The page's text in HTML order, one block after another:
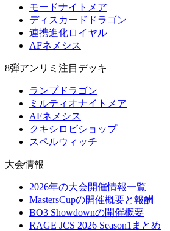
モードナイトメア
ディスカードドラゴン
連携進化ロイヤル
AFネメシス
8弾アンリミ注目デッキ
ランプドラゴン
ミルティオナイトメア
AFネメシス
クキシロビショップ
スペルウィッチ
大会情報
2026年の大会開催情報一覧
MastersCupの開催概要と報酬
BO3 Showdownの開催概要
RAGE JCS 2026 Season1まとめ